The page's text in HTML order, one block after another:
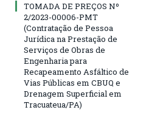
TOMADA DE PREÇOS Nº
2/2023-00006-PMT
(Contratação de Pessoa
Jurídica na Prestação de
Serviços de Obras de
Engenharia para
Recapeamento Asfáltico de
Vias Públicas em CBUQ e
Drenagem Superficial em
Tracuateua/PA)